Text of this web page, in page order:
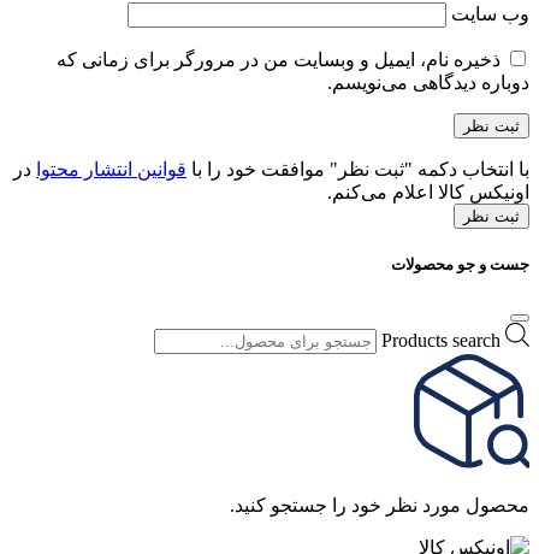
وب‌ سایت
ذخیره نام، ایمیل و وبسایت من در مرورگر برای زمانی که
دوباره دیدگاهی می‌نویسم.
با انتخاب دکمه "ثبت نظر" موافقت خود را با قوانین انتشار محتوا در
اونیکس کالا اعلام می‌کنم.
ثبت نظر
جست و جو محصولات
Products search
محصول مورد نظر خود را جستجو کنید.